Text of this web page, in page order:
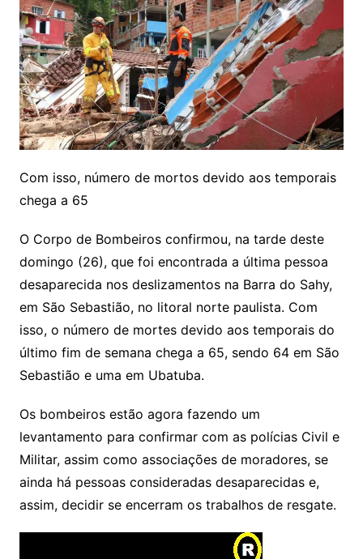
Com isso, número de mortos devido aos temporais
chega a 65
O Corpo de Bombeiros confirmou, na tarde deste
domingo (26), que foi encontrada a última pessoa
desaparecida nos deslizamentos na Barra do Sahy,
em São Sebastião, no litoral norte paulista. Com
isso, o número de mortes devido aos temporais do
último fim de semana chega a 65, sendo 64 em São
Sebastião e uma em Ubatuba.
Os bombeiros estão agora fazendo um
levantamento para confirmar com as polícias Civil e
Militar, assim como associações de moradores, se
ainda há pessoas consideradas desaparecidas e,
assim, decidir se encerram os trabalhos de resgate.